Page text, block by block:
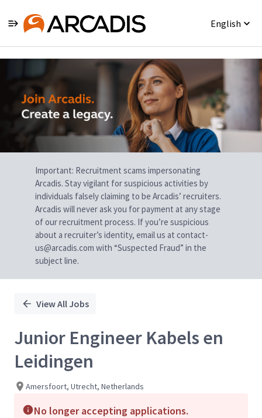
English
Single
Position
Important: Recruitment scams impersonating
Arcadis. Stay vigilant for suspicious activities by
individuals falsely claiming to be Arcadis’ recruiters.
Arcadis will never ask you for payment at any stage
of our recruitment process. If you’re suspicious
about a recruiter’s identity, email us at contact-
us@arcadis.com with “Suspected Fraud” in the
subject line.
View All Jobs
Junior Engineer Kabels en
Leidingen
Amersfoort, Utrecht, Netherlands
No longer accepting applications.